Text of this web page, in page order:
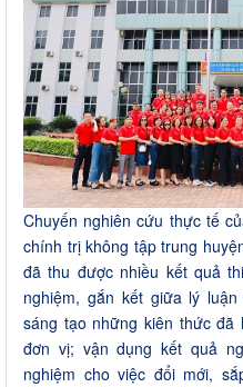
Chuyến nghiên cứu thực tế
chính trị không tập trung
đã thu được nhiều kết quả
nghiệm, gắn kết giữa lý
sáng tạo những kiên thức
đơn vị; vận dụng kết quả
nghiệm cho việc đổi mới,